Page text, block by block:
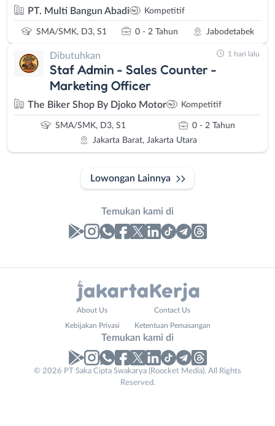
PT. Multi Bangun Abadi Kompetitif
SMA/SMK, D3, S1 0 - 2 Tahun Jabodetabek
Dibutuhkan
Staf Admin - Sales Counter -
Marketing Officer
The Biker Shop By Djoko Motor Kompetitif
SMA/SMK, D3, S1
0 - 2 Tahun
Jakarta Barat, Jakarta Utara
1 hari lalu
Lowongan Lainnya
Temukan kami di
No. Telp /
About Us Contact Us
Kebijakan Privasi Ketentuan Pemasangan
Temukan kami di
© 2026 PT Saka Cipta Swakarya (Roocket Media). All Rights
Reserved.